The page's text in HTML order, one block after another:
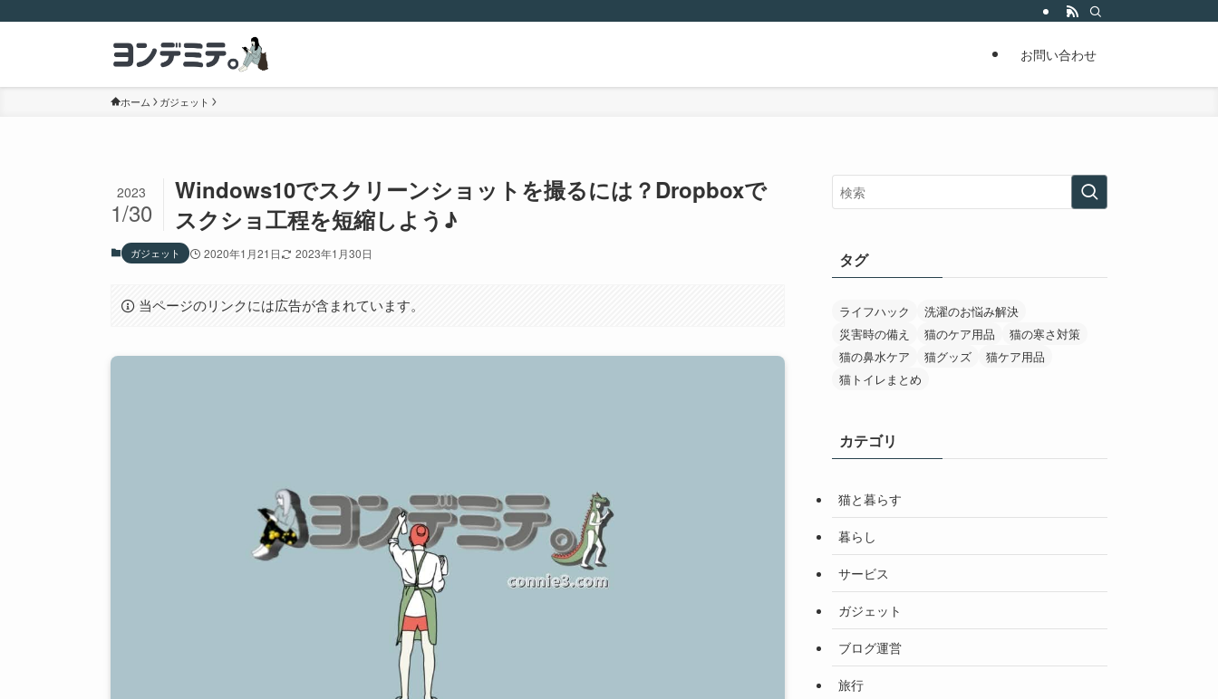
お問い合わせ
ホーム ガジェット
Windows10でスクリーンショットを撮るには？Dropboxで
スクショ工程を短縮しよう♪
2023
1/30
ガジェット 2020年1月21日 2023年1月30日
当ページのリンクには広告が含まれています。
タグ
ライフハック
洗濯のお悩み解決
災害時の備え
猫のケア用品
猫の寒さ対策
猫の鼻水ケア
猫グッズ
猫ケア用品
猫トイレまとめ
カテゴリ
猫と暮らす
暮らし
サービス
ガジェット
ブログ運営
旅行